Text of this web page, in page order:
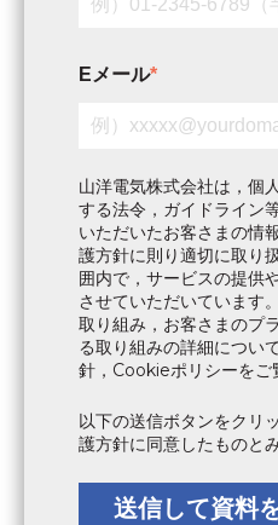
Eメール*
山洋電気株式会社は，個
する法令，ガイドライン
いただいたお客さまの情
護方針に則り適切に取り
囲内で，サービスの提供
させていただいています
取り組み，お客さまのプ
る取り組みの詳細につい
針 ， Cookieポリシーをご
以下の送信ボタンをクリ
護方針に同意したものと